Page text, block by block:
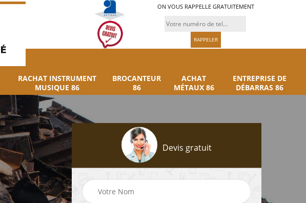
ON VOUS RAPPELLE GRATUITEMENT
RACHAT INSTRUMENT
MUSIQUE 86
BROCANTEUR
86
ACHAT
MÉTAUX 86
ENTREPRISE DE
DÉBARRAS 86
Débarras
d'appartement 86
Brocanteur 86
Devis gratuit